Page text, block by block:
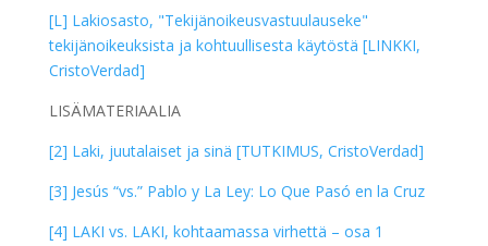
[L] Lakiosasto, "Tekijänoikeusvastuulauseke"
tekijänoikeuksista ja kohtuullisesta käytöstä [LINKKI,
CristoVerdad]
LISÄMATERIAALIA
[2] Laki, juutalaiset ja sinä [TUTKIMUS, CristoVerdad]
[3] Jesús “vs.” Pablo y La Ley: Lo Que Pasó en la Cruz
[4] LAKI vs. LAKI, kohtaamassa virhettä – osa 1